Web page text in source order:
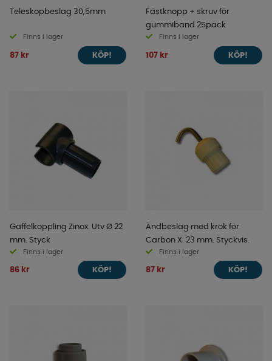
Teleskopbeslag 30,5mm
Finns i lager
87 kr KÖP!
Fästknopp + skruv för
gummiband 25pack
Finns i lager
107 kr KÖP!
Gaffelkoppling Zinox. Utv Ø 22
mm. Styck
Finns i lager
86 kr KÖP!
Ändbeslag med krok för
Carbon X. 23 mm. Styckvis.
Finns i lager
87 kr KÖP!